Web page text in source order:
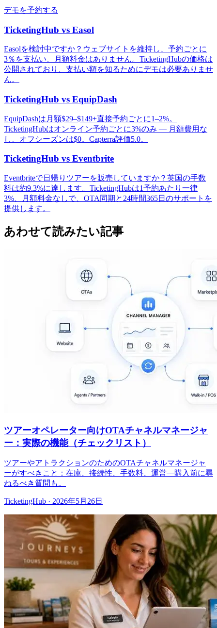
デモを予約する
TicketingHub vs Easol
Easolを検討中ですか？ウェブサイトを維持し、予約ごとに
3％を支払い、月額料金はありません。TicketingHubの価格は
公開されており、支払い額を知るためにデモは必要ありませ
ん。
TicketingHub vs EquipDash
EquipDashは月額$29–$149+直接予約ごとに1–2%。
TicketingHubはオンライン予約ごとに3%のみ — 月額費用な
し、オフシーズンは$0。Capterra評価5.0。
TicketingHub vs Eventbrite
Eventbriteで日帰りツアーを販売していますか？英国の手数
料は約9.3%に達します。TicketingHubは1予約あたり一律
3%、月額料金なしで、OTA同期と24時間365日のサポートを
提供します。
あわせて読みたい記事
ツアーオペレーター向けOTAチャネルマネージャ
ー：実際の機能（チェックリスト）
ツアーやアトラクションのためのOTAチャネルマネージャ
ーがすべきこと：在庫、接続性、手数料、運営—購入前に尋
ねるべき質問も。
TicketingHub · 2026年5月26日